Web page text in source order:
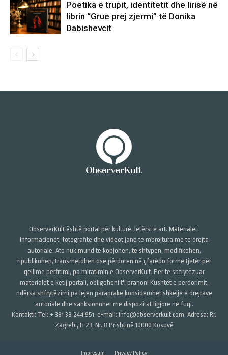
Poetika e trupit, identitetit dhe lirisë në
librin “Grue prej zjermi” të Donika
Dabishevcit
ObserverKult është portal për kulturë, letërsi e art. Materialet,
informacionet, fotografitë dhe videot janë të mbrojtura me të drejta
autoriale. Ato nuk mund të kopjohen, të shtypen, modifikohen,
ripublikohen, transmetohen ose përdoren në çfarëdo forme tjetër për
qëllime përfitimi, pa miratimin e ObserverKult. Për të shfrytëzuar
materialet e këtij portali, obligoheni t'i pranoni Kushtet e përdorimit,
ndërsa shfrytëzimi pa lejen paraprake konsiderohet shkelje e drejtave
autoriale dhe sanksionohet me dispozitat ligjore në fuqi.
Kontakti: Tel: + 381 38 244 951, e-mail: info@observerkult.com, Adresa: Rr.
Zagrebi, H 23, Nr. 8 Prishtinë 10000 Kosovë
Impresum Privacy Policy